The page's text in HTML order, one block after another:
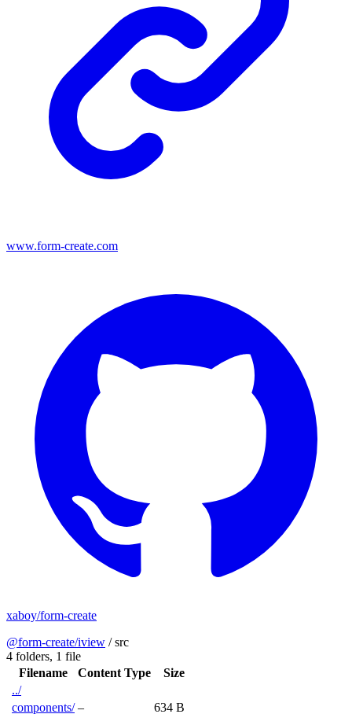
www.form-create.com
xaboy/form-create
@form-create/iview /src
4 folders, 1 file
Filename
Content Type
Size
../
components/ – 634 B